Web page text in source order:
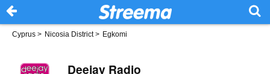
Cyprus > Nicosia District> Egkomi
Deejay Radio